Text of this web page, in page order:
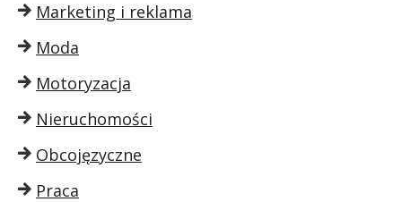
Marketing i reklama
Moda
Motoryzacja
Nieruchomości
Obcojęzyczne
Praca